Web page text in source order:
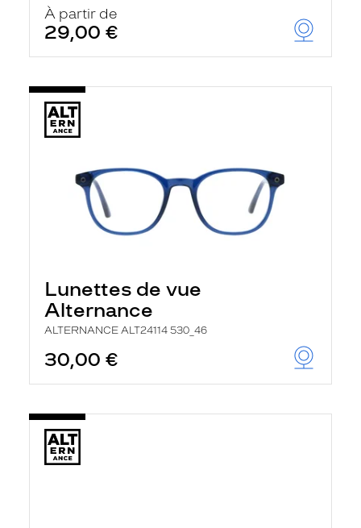
À partir de
29,00 €
Lunettes de vue
Alternance
ALTERNANCE ALT24114 530_46
30,00 €